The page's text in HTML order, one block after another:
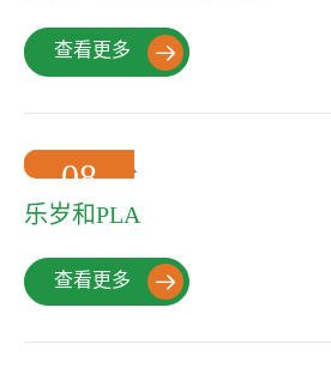
查看更多 
08
2022-10
乐岁和PLA
查看更多 